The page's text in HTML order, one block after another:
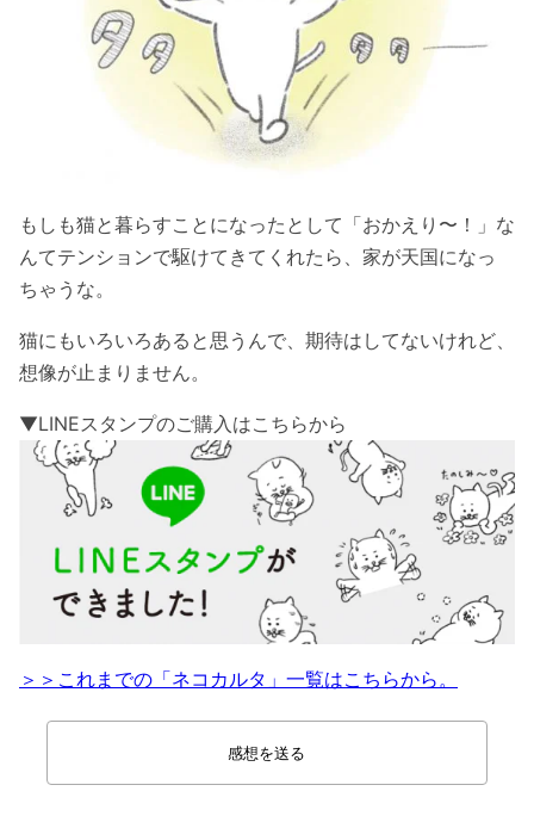
もしも猫と暮らすことになったとして「おかえり〜！」な
んてテンションで駆けてきてくれたら、家が天国になっ
ちゃうな。
猫にもいろいろあると思うんで、期待はしてないけれど、
想像が止まりません。
▼LINEスタンプのご購入はこちらから
＞＞これまでの「ネコカルタ」一覧はこちらから。
感想を送る